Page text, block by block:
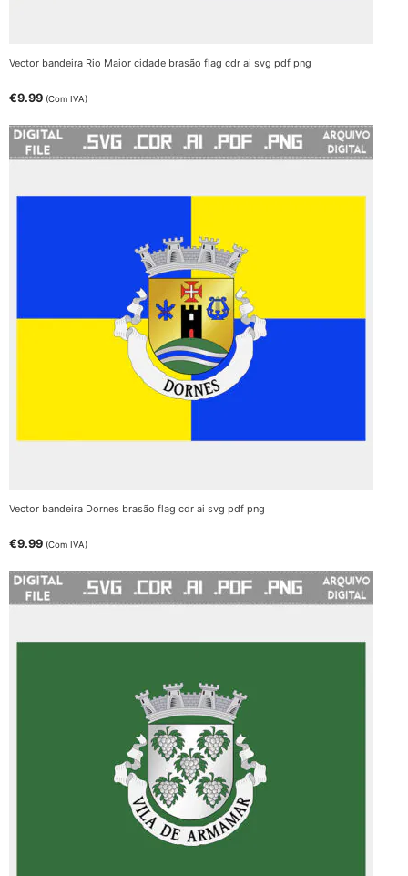
Vector bandeira Rio Maior cidade brasão flag cdr ai svg pdf png
€9.99 (Com IVA)
Vector bandeira Dornes brasão flag cdr ai svg pdf png
€9.99 (Com IVA)